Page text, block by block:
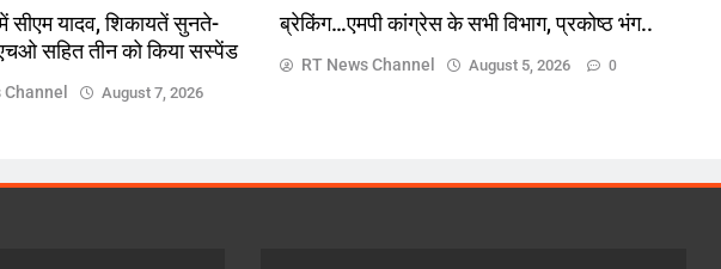
सीएम यादव, शिकायतें सुनते-
सहित तीन को किया सस्पेंड
August 7, 2026
ब्रेकिंग…एमपी कांग्रेस के सभी विभाग, प्रकोष्ठ भंग..
RT News Channel August 5, 2026 0
सहित तीन को किया सस्पेंड
5, 2026
भंग..